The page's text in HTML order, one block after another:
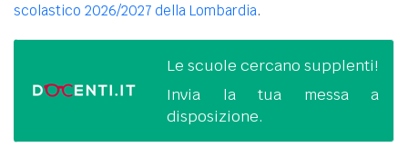
scolastico 2026/2027 della Lombardia.
Le scuole cercano supplenti!
Invia la tua messa a
disposizione.